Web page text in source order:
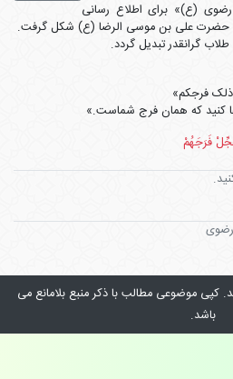
(ع)» برای اطلاع رسانی
حضرت علی بن موسی الرضا (ع) شکل گرفت.
گرانقدر تبدیل گردد.
ذلک فرجکم»
کنید که همان فرج شماست.»
فَرَجَهُمْ
رضوی
کپی موضوعی مطالب با ذکر منبع بلامانع می
باشد.